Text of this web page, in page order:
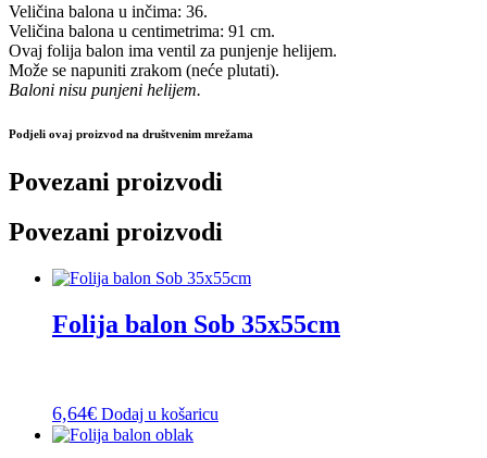
Veličina balona u inčima: 36.
Veličina balona u centimetrima: 91 cm.
Ovaj folija balon ima ventil za punjenje helijem.
Može se napuniti zrakom (neće plutati).
Baloni nisu punjeni helijem.
Podjeli ovaj proizvod na društvenim mrežama
Povezani proizvodi
Povezani proizvodi
Folija balon Sob 35x55cm
6,64€ Dodaj u košaricu